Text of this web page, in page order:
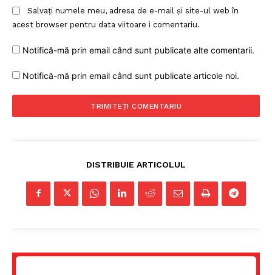
Despre noi / Echipa
Proiecte editoriale
Contact
Salvați numele meu, adresa de e-mail și site-ul web în
acest browser pentru data viitoare i comentariu.
Notifică-mă prin email când sunt publicate alte comentarii.
Notifică-mă prin email când sunt publicate articole noi.
DISTRIBUIE ARTICOLUL